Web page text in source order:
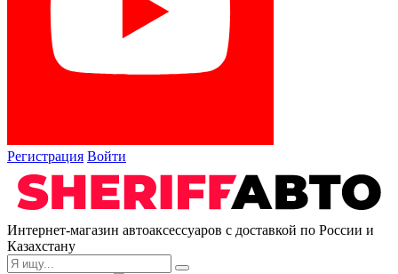
Регистрация Войти
Интернет-магазин автоаксессуаров с доставкой по России и
Казахстану